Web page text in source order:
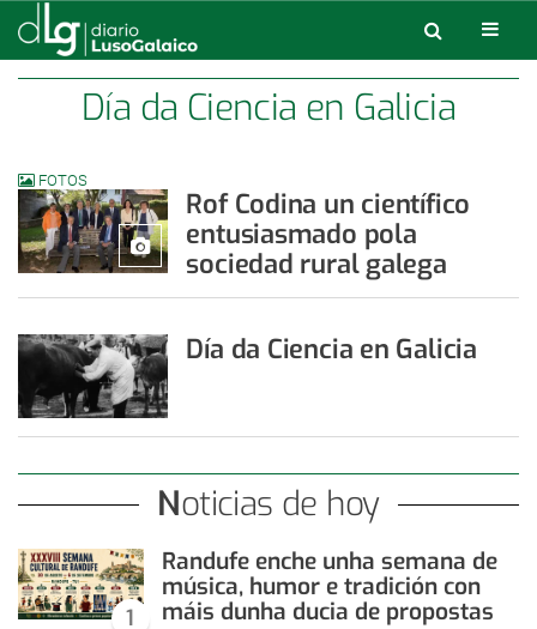
Día da Ciencia en Galicia
FOTOS
Rof Codina un científico
entusiasmado pola
sociedad rural galega
Día da Ciencia en Galicia
Noticias de hoy
1
Randufe enche unha semana de
música, humor e tradición con
máis dunha ducia de propostas